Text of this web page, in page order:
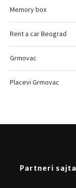
Memory box
Rent a car Beograd
Grmovac
Placevi Grmovac
Partneri sajta